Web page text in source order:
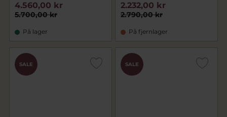
5.700,00 kr
4.560,00 kr
På lager
2.790,00 kr
2.232,00 kr
På fjernlager
SALE SALE